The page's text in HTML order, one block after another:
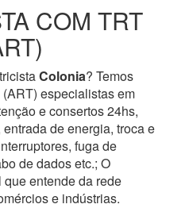
COM TRT
Colonia? Temos
especialistas em
e consertos 24hs,
de energia, troca e
fuga de
de dados etc.; O
entende da rede
e indústrias.